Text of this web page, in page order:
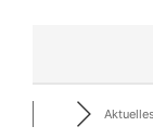
Aktuelles